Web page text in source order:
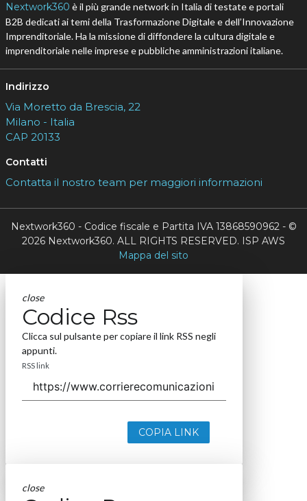
Nextwork360 è il più grande network in Italia di testate e portali
B2B dedicati ai temi della Trasformazione Digitale e dell’Innovazione
Imprenditoriale. Ha la missione di diffondere la cultura digitale e
imprenditoriale nelle imprese e pubbliche amministrazioni italiane.
Indirizzo
Via Moretto da Brescia, 22
Milano - Italia
CAP 20133
Contatti
Contatta il nostro team per maggiori informazioni
Nextwork360 - Codice fiscale e Partita IVA 13868590962 - ©
2026 Nextwork360. ALL RIGHTS RESERVED. ISP AWS
Mappa del sito
close
Codice Rss
Clicca sul pulsante per copiare il link RSS negli
appunti.
RSS link
COPIA LINK
close